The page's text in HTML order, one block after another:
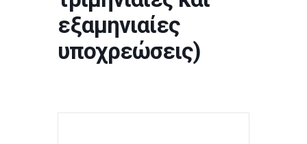
εξαμηνιαίες
υποχρεώσεις)